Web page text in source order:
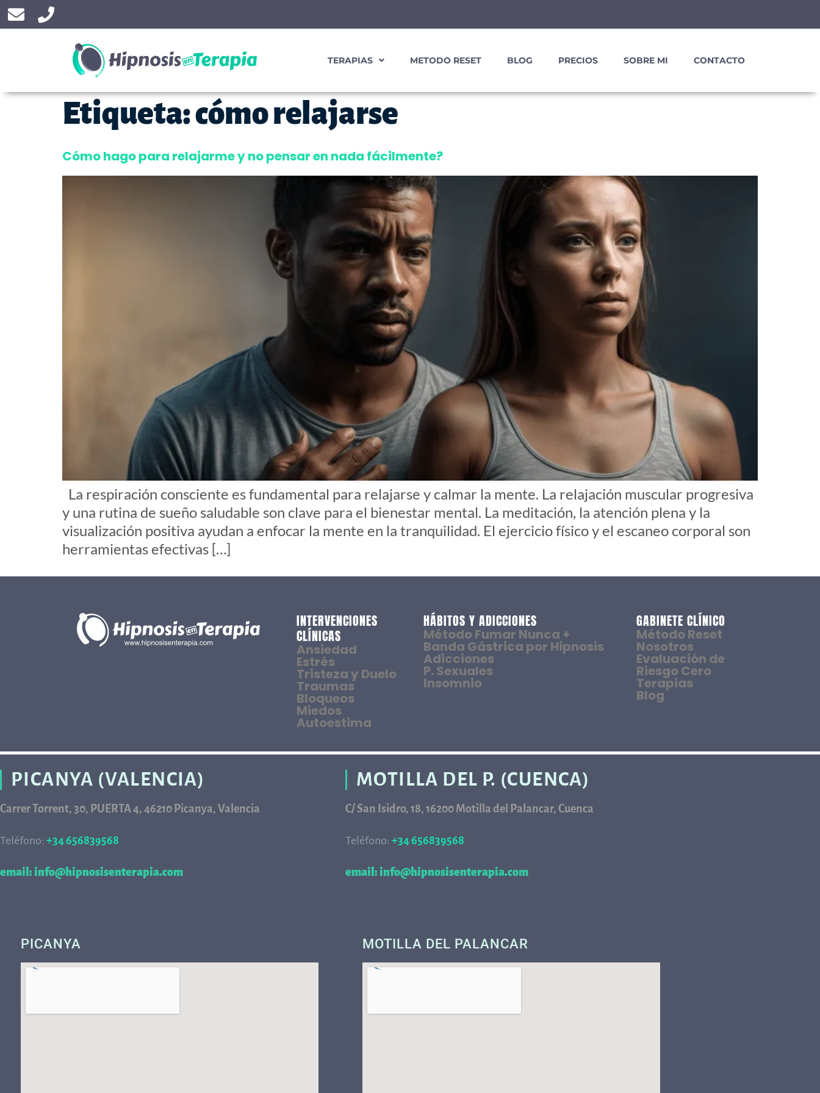
TERAPIAS METODO RESET BLOG PRECIOS SOBRE MI CONTACTO
Etiqueta:cómo relajarse
Cómo hago para relajarme y no pensar en nada fácilmente?
La respiración consciente es fundamental para relajarse y calmar la mente. La relajación muscular progresiva
y una rutina de sueño saludable son clave para el bienestar mental. La meditación, la atención plena y la
visualización positiva ayudan a enfocar la mente en la tranquilidad. El ejercicio físico y el escaneo corporal son
herramientas efectivas […]
INTERVENCIONES
CLÍNICAS
Ansiedad
Estrés
Tristeza y Duelo
Traumas
Bloqueos
Miedos
Autoestima
HÁBITOS Y ADICCIONES
Método Fumar Nunca +
Banda Gástrica por Hipnosis
Adicciones
P. Sexuales
Insomnio
GABINETE CLÍNICO
Método Reset
Nosotros
Evaluación de
Riesgo Cero
Terapias
Blog
PICANYA (VALENCIA)
Carrer Torrent, 30, PUERTA 4, 46210 Picanya, Valencia
Teléfono: +34 656839568
email: info@hipnosisenterapia.com
MOTILLA DEL P. (CUENCA)
C/ San Isidro, 18, 16200 Motilla del Palancar, Cuenca
Teléfono: +34 656839568
email: info@hipnosisenterapia.com
PICANYA MOTILLA DEL PALANCAR